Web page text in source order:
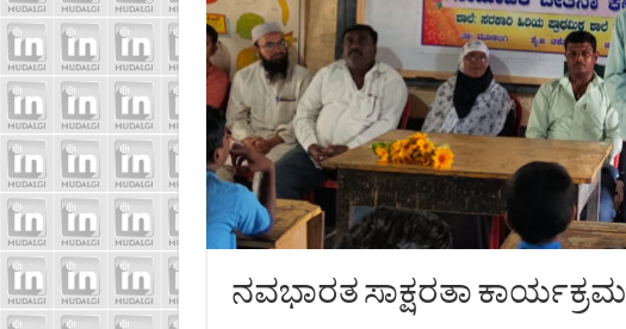
ನವಭಾರತ ಸಾಕ್ಷರತಾ ಕಾರ್ಯಕ್ರಮ